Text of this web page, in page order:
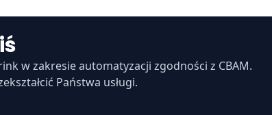
w zakresie automatyzacji zgodności z CBAM.
Państwa usługi.